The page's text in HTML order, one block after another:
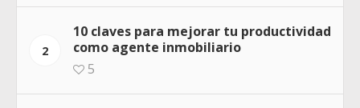
2
10 claves para mejorar tu productividad
como agente inmobiliario
5